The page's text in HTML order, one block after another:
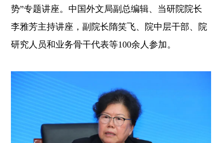
势”专题讲座。中国外文局副总编辑、当研院院长
李雅芳主持讲座，副院长隋笑飞、院中层干部、院
研究人员和业务骨干代表等100余人参加。